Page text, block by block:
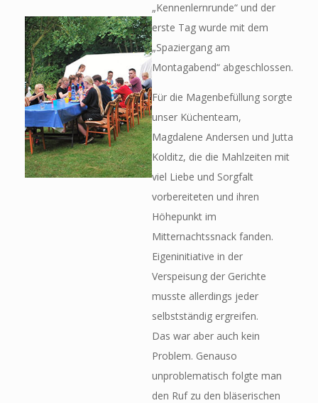
„Kennenlernrunde“ und der
erste Tag wurde mit dem
„Spaziergang am
Montagabend“ abgeschlossen.
Für die Magenbefüllung sorgte
unser Küchenteam,
Magdalene Andersen und Jutta
Kolditz, die die Mahlzeiten mit
viel Liebe und Sorgfalt
vorbereiteten und ihren
Höhepunkt im
Mitternachtssnack fanden.
Eigeninitiative in der
Verspeisung der Gerichte
musste allerdings jeder
selbstständig ergreifen.
Das war aber auch kein
Problem. Genauso
unproblematisch folgte man
den Ruf zu den bläserischen